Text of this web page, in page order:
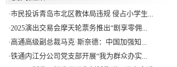
·市民投诉青岛市北区教体局违规 侵占小学生...
·2025演出交易会摩天轮票务推出“剧享零佣...
·高通高级副总裁马克·斯奈德：中国加强知...
·铁通内江分公司党支部开展“我为群众办实...